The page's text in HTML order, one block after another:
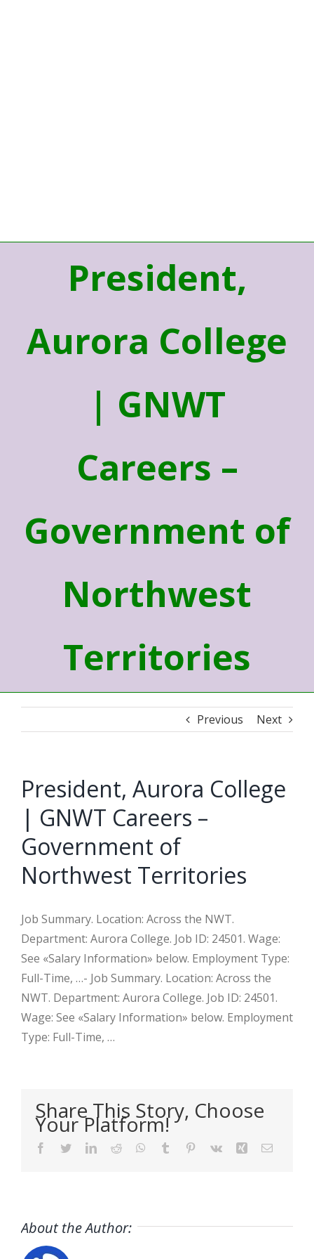
President,
Aurora College
| GNWT
Careers –
Government of
Northwest
Territories
Previous Next
President, Aurora College
| GNWT Careers –
Government of
Northwest Territories
Job Summary. Location: Across the NWT.
Department: Aurora College. Job ID: 24501. Wage:
See «Salary Information» below. Employment Type:
Full-Time, …- Job Summary. Location: Across the
NWT. Department: Aurora College. Job ID: 24501.
Wage: See «Salary Information» below. Employment
Type: Full-Time, …
Share This Story, Choose
Your Platform!
Facebook
TwitterLinkedIn
Reddit WhatsApp
Tumblr Pinterest
Vk Xing Email
About the Author: